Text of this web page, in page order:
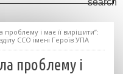
проблему і має її вирішити”:
ССО імені Героїв УПА
проблему і